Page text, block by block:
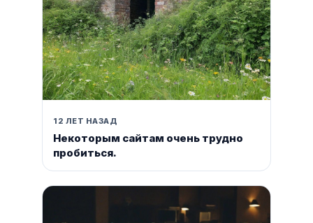
12 ЛЕТ НАЗАД
Некоторым сайтам очень трудно
пробиться.